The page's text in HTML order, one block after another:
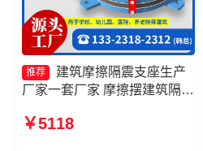
推荐
建筑摩擦隔震支座生产
厂家一套厂家 摩擦摆建筑隔震
7000-400-4.11厂家 FPS隔震
￥5118